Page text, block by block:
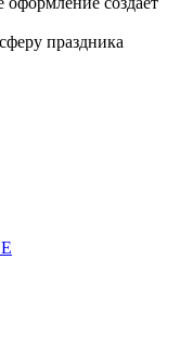
праздника